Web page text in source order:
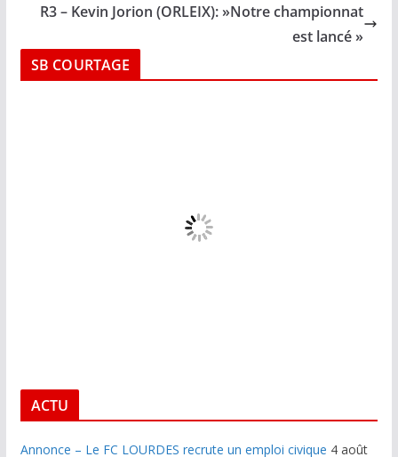
R3 – Kevin Jorion (ORLEIX): »Notre championnat
est lancé »
SB COURTAGE
ACTU
Annonce – Le FC LOURDES recrute un emploi civique 4 août